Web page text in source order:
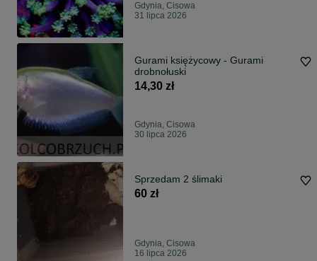
Gdynia, Cisowa
31 lipca 2026
Gurami księżycowy - Gurami
drobnołuski
14,30 zł
Gdynia, Cisowa
30 lipca 2026
Sprzedam 2 ślimaki
60 zł
Gdynia, Cisowa
16 lipca 2026